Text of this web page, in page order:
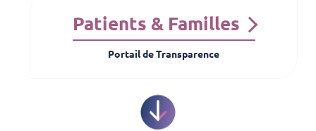
Patients & Familles
Portail de Transparence